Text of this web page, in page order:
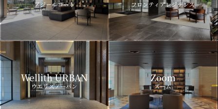
アジールコート フロンティアレジデンス
Wellith URBAN
ウエリスアーバン
Zoom
ズーム